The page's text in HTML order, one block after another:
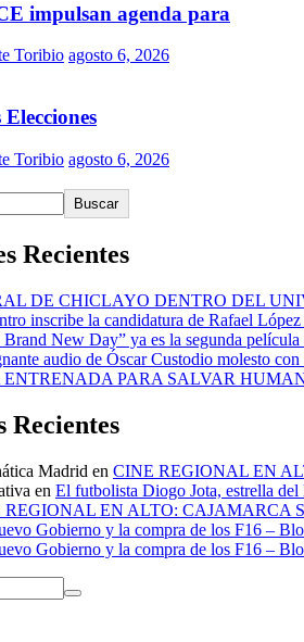
impulsan agenda para
Toribio agosto 6, 2026
Toribio agosto 6, 2026
Buscar
Recientes
DE CHICLAYO DENTRO DEL
inscribe la candidatura de Rafael
New Day” ya es la segunda
audio de Óscar Custodio molesto
PARA SALVAR
Recientes
Madrid en CINE REGIONAL EN
en El futbolista Diogo Jota, estrella
REGIONAL EN ALTO: CAJAMARCA
Gobierno y la compra de los F16 –
Gobierno y la compra de los F16 –